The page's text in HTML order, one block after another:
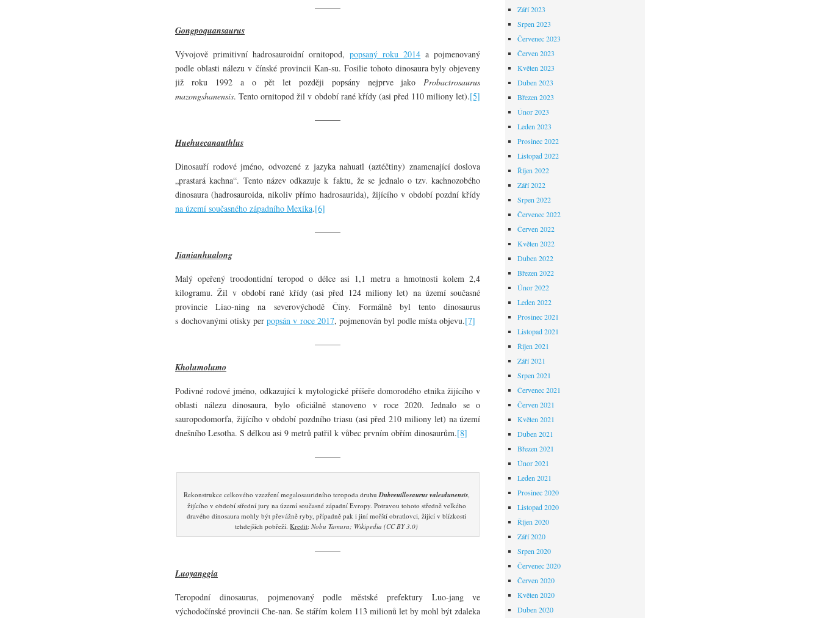
———
Gongpoquansaurus
Vývojově primitivní hadrosauroidní ornitopod,popsaný roku 2014 a pojmenovaný
podle oblasti nálezu v čínské provincii Kan-su. Fosilie tohoto dinosaura byly objeveny
již roku 1992 a o pět let později popsány nejprve jako Probactrosaurus
mazongshanensis. Tento ornitopod žil v období rané křídy (asi před 110 miliony let).[5]
———
Huehuecanauthlus
Dinosauří rodové jméno, odvozené z jazyka nahuatl (aztéčtiny) znamenající doslova
„prastará kachna“. Tento název odkazuje k faktu, že se jednalo o tzv. kachnozobého
dinosaura (hadrosauroida, nikoliv přímo hadrosaurida), žijícího v období pozdní křídy
na území současného západního Mexika.[6]
———
Jianianhualong
Malý opeřený troodontidní teropod o délce asi 1,1 metru a hmotnosti kolem 2,4
kilogramu. Žil v období rané křídy (asi před 124 miliony let) na území současné
provincie Liao-ning na severovýchodě Číny. Formálně byl tento dinosaurus
s dochovanými otisky per popsán v roce 2017, pojmenován byl podle místa objevu.[7]
———
Kholumolumo
Podivné rodové jméno, odkazující k mytologické příšeře domorodého etnika žijícího v
oblasti nálezu dinosaura, bylo oficiálně stanoveno v roce 2020. Jednalo se o
sauropodomorfa, žijícího v období pozdního triasu (asi před 210 miliony let) na území
dnešního Lesotha. S délkou asi 9 metrů patřil k vůbec prvním obřím dinosaurům.[8]
———
Rekonstrukce celkového vzezření megalosauridního teropoda druhu Dubreuillosaurus valesdunensis,
žijícího v období střední jury na území současné západní Evropy. Potravou tohoto středně velkého
dravého dinosaura mohly být převážně ryby, případně pak i jiní mořští obratlovci, žijící v blízkosti
tehdejších pobřeží.Kredit:Nobu Tamura; Wikipedia (CC BY 3.0)
———
Luoyanggia
Teropodní dinosaurus, pojmenovaný podle městské prefektury Luo-jang ve
východočínské provincii Che-nan. Se stářím kolem 113 milionů let by mohl být zdaleka
Září 2023
Srpen 2023
Červenec 2023
Červen 2023
Květen 2023
Duben 2023
Březen 2023
Únor 2023
Leden 2023
Prosinec 2022
Listopad 2022
Říjen 2022
Září 2022
Srpen 2022
Červenec 2022
Červen 2022
Květen 2022
Duben 2022
Březen 2022
Únor 2022
Leden 2022
Prosinec 2021
Listopad 2021
Říjen 2021
Září 2021
Srpen 2021
Červenec 2021
Červen 2021
Květen 2021
Duben 2021
Březen 2021
Únor 2021
Leden 2021
Prosinec 2020
Listopad 2020
Říjen 2020
Září 2020
Srpen 2020
Červenec 2020
Červen 2020
Květen 2020
Duben 2020